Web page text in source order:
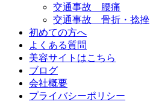
交通事故 腰痛
交通事故 骨折・捻挫
初めての方へ
よくある質問
美容サイトはこちら
ブログ
会社概要
プライバシーポリシー